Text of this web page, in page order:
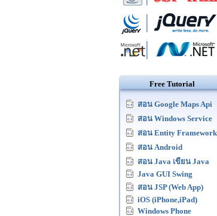
Free Tutorial
สอน Google Maps Api
สอน Windows Service
สอน Entity Framework
สอน Android
สอน Java เขียน Java
Java GUI Swing
สอน JSP (Web App)
iOS (iPhone,iPad)
Windows Phone